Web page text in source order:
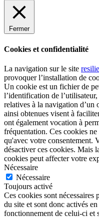
Fermer
Cookies et confidentialité
La navigation sur le site
provoquer l’installation de
Un cookie est un fichier de
l’identification de
relatives à la navigation d’un
ainsi obtenues visent à
ont également vocation à
fréquentation. Ces cookies
qu'avec votre consentement.
désactiver ces cookies. Mais
cookies peut affecter votre
Nécessaire
Nécessaire
Toujours activé
Ces cookies sont
du site et sont donc activés
fonctionnement de celui-ci et